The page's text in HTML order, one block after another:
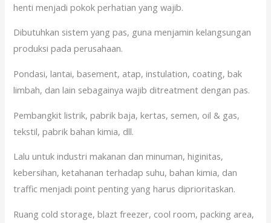
henti menjadi pokok perhatian yang wajib.
Dibutuhkan sistem yang pas, guna menjamin kelangsungan
produksi pada perusahaan.
Pondasi, lantai, basement, atap, instulation, coating, bak
limbah, dan lain sebagainya wajib ditreatment dengan pas.
Pembangkit listrik, pabrik baja, kertas, semen, oil & gas,
tekstil, pabrik bahan kimia, dll.
Lalu untuk industri makanan dan minuman, higinitas,
kebersihan, ketahanan terhadap suhu, bahan kimia, dan
traffic menjadi point penting yang harus diprioritaskan.
Ruang cold storage, blazt freezer, cool room, packing area,